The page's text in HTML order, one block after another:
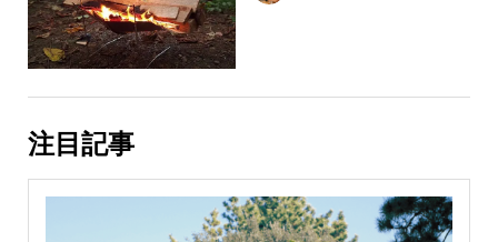
注目記事